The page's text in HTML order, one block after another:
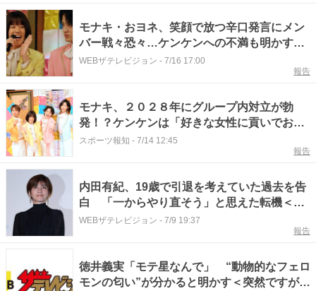
モナキ・おヨネ、笑顔で放つ辛口発言にメン
バー戦々恐々…ケンケンへの不満も明かす＜
突然ですが占ってもいいですか？＞
WEBザテレビジョン - 7/16 17:00
報告
モナキ、２０２８年にグループ内対立が勃
発！？ケンケンは「好きな女性に貢いでおか
しなことに」…「突然ですが占ってもいいで
スポーツ報知 - 7/14 12:45
報告
内田有紀、19歳で引退を考えていた過去を告
白 「一からやり直そう」と思えた転機＜突
然ですが占ってもいいですか？＞
WEBザテレビジョン - 7/9 19:37
報告
徳井義実「モテ星なんで」 “動物的なフェロ
モンの匂い”が分かると明かす＜突然ですが占